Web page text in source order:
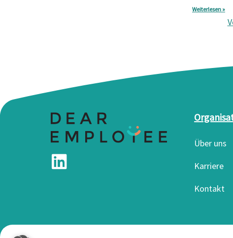
Weiterlesen »
Über uns
Karriere
Kontakt